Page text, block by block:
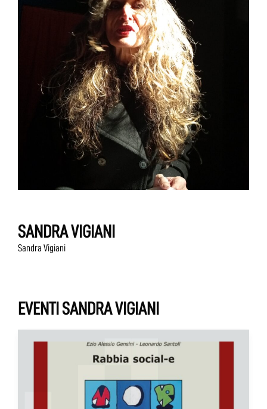
SANDRA VIGIANI
Sandra Vigiani
EVENTI SANDRA VIGIANI